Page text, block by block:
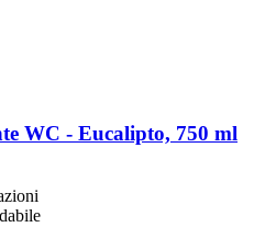
WC -​ Eucalipto, 750 ml